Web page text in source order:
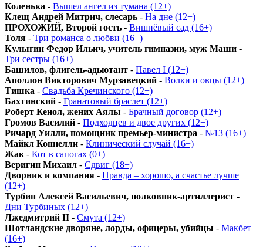
Коленька - Вышел ангел из тумана (12+)
Клещ Андрей Митрич, слесарь - На дне (12+)
ПРОХОЖИЙ, Второй гость - Вишнёвый сад (16+)
Толя - Три романса о любви (16+)
Кулыгин Федор Ильич, учитель гимназии, муж Маши -
Три сестры (16+)
Башилов, флигель-адьютант - Павел I (12+)
Аполлон Викторович Мурзавецкий - Волки и овцы (12+)
Тишка - Свадьба Кречинского (12+)
Бахтинский - Гранатовый браслет (12+)
Роберт Кенол, жених Аялы - Брачный договор (12+)
Громов Василий - Подходцев и двое других (12+)
Ричард Уилли, помощник премьер-министра - №13 (16+)
Майкл Коннелли - Клинический случай (16+)
Жак - Кот в сапогах (0+)
Веригин Михаил - Сдвиг (18+)
Дворник и компания - Правда – хорошо, а счастье лучше
(12+)
Турбин Алексей Васильевич, полковник-артиллерист -
Дни Турбиных (12+)
Лжедмитрий II - Смута (12+)
Шотландские дворяне, лорды, офицеры, убийцы - Макбет
(16+)